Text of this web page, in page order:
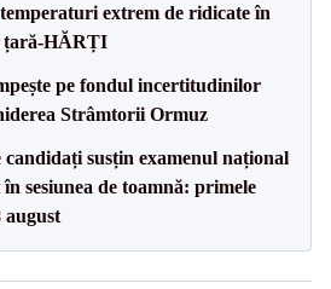
extrem de ridicate în
țară-HĂRȚI
pe fondul incertitudinilor
Strâmtorii Ormuz
candidați susțin examenul național
sesiunea de toamnă: primele
august